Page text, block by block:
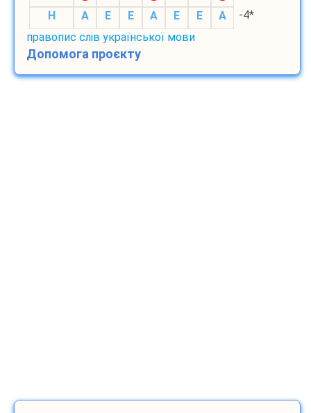
H
A E E A E E A
-4*
правопис слів української мови
Допомога проєкту